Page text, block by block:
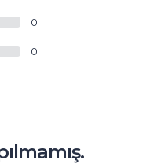
0
0